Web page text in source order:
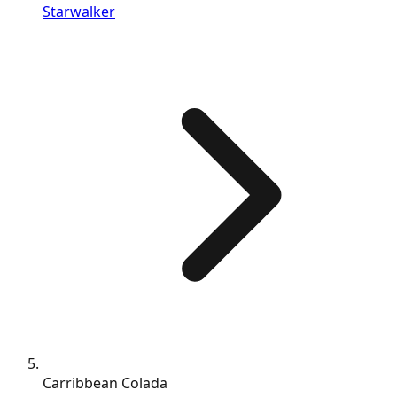
Starwalker
Carribbean Colada